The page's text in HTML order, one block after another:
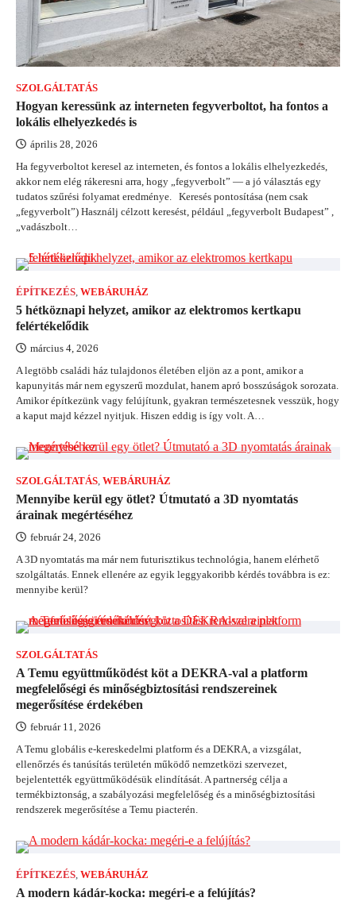
SZOLGÁLTATÁS
Hogyan keressünk az interneten fegyverboltot, ha fontos a
lokális elhelyezkedés is
április 28, 2026
Ha fegyverboltot keresel az interneten, és fontos a lokális elhelyezkedés,
akkor nem elég rákeresni arra, hogy „fegyverbolt” — a jó választás egy
tudatos szűrési folyamat eredménye. Keresés pontosítása (nem csak
„fegyverbolt”) Használj célzott keresést, például „fegyverbolt Budapest” ,
„vadászbolt…
ÉPÍTKEZÉS, WEBÁRUHÁZ
5 hétköznapi helyzet, amikor az elektromos kertkapu
felértékelődik
március 4, 2026
A legtöbb családi ház tulajdonos életében eljön az a pont, amikor a
kapunyitás már nem egyszerű mozdulat, hanem apró bosszúságok sorozata.
Amikor építkezünk vagy felújítunk, gyakran természetesnek vesszük, hogy
a kaput majd kézzel nyitjuk. Hiszen eddig is így volt. A…
SZOLGÁLTATÁS, WEBÁRUHÁZ
Mennyibe kerül egy ötlet? Útmutató a 3D nyomtatás
árainak megértéséhez
február 24, 2026
A 3D nyomtatás ma már nem futurisztikus technológia, hanem elérhető
szolgáltatás. Ennek ellenére az egyik leggyakoribb kérdés továbbra is ez:
mennyibe kerül?
SZOLGÁLTATÁS
A Temu együttműködést köt a DEKRA-val a platform
megfelelőségi és minőségbiztosítási rendszereinek
megerősítése érdekében
február 11, 2026
A Temu globális e-kereskedelmi platform és a DEKRA, a vizsgálat,
ellenőrzés és tanúsítás területén működő nemzetközi szervezet,
bejelentették együttműködésük elindítását. A partnerség célja a
termékbiztonság, a szabályozási megfelelőség és a minőségbiztosítási
rendszerek megerősítése a Temu piacterén.
ÉPÍTKEZÉS, WEBÁRUHÁZ
A modern kádár-kocka: megéri-e a felújítás?